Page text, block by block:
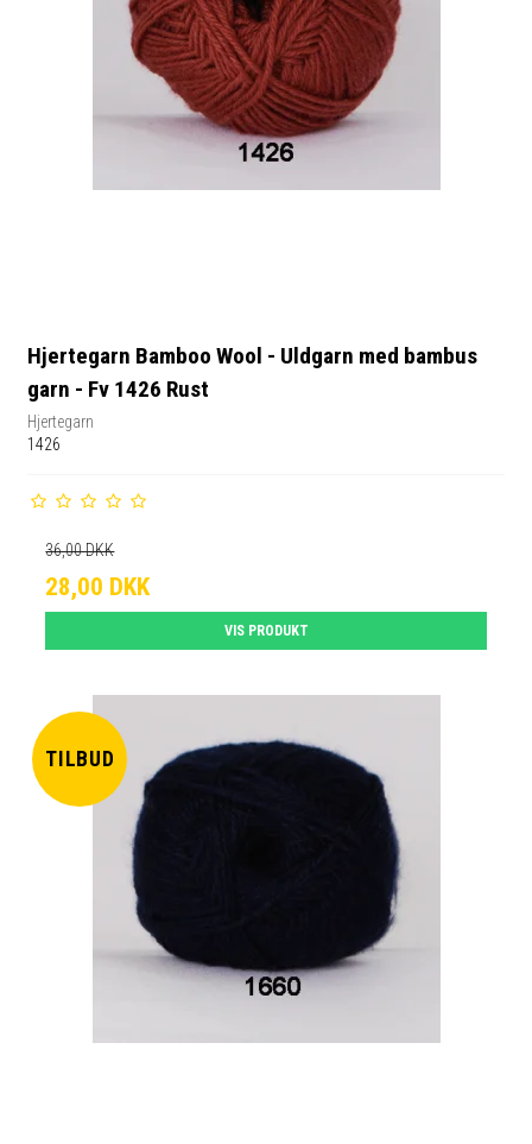
Hjertegarn Bamboo Wool - Uldgarn med bambus
garn - Fv 1426 Rust
Hjertegarn
1426
36,00 DKK
28,00 DKK
VIS PRODUKT
TILBUD